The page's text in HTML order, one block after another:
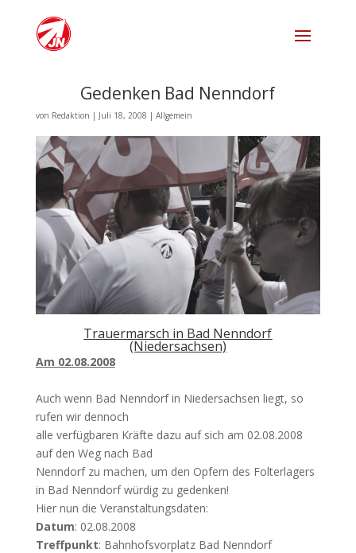
Gedenken Bad Nenndorf
von Redaktion | Juli 18, 2008 | Allgemein
Trauermarsch in Bad Nenndorf
(Niedersachsen)
Am 02.08.2008
Auch wenn Bad Nenndorf in Niedersachsen liegt, so
rufen wir dennoch
alle verfügbaren Kräfte dazu auf sich am 02.08.2008
auf den Weg nach Bad
Nenndorf zu machen, um den Opfern des Folterlagers
in Bad Nenndorf würdig zu gedenken!
Hier nun die Veranstaltungsdaten:
Datum: 02.08.2008
Treffpunkt: Bahnhofsvorplatz Bad Nenndorf